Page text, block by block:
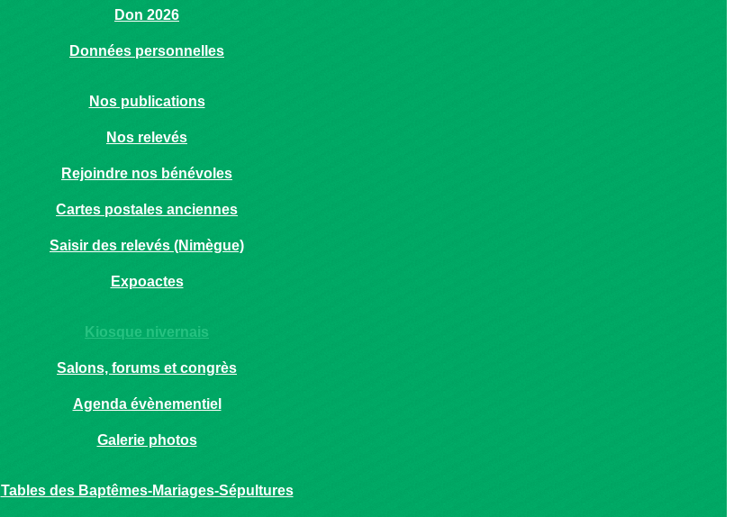
Don 2026
Données personnelles
Nos publications
Nos relevés
Rejoindre nos bénévoles
Cartes postales anciennes
Saisir des relevés (Nimègue)
Expoactes
Kiosque nivernais
Salons, forums et congrès
Agenda évènementiel
Galerie photos
Tables des Baptêmes-Mariages-Sépultures